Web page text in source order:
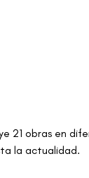
21 obras en
la actualidad.